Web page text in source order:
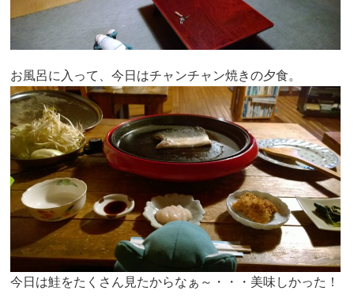
お風呂に入って、今日はチャンチャン焼きの夕食。
今日は鮭をたくさん見たからなぁ～・・・美味しかった！